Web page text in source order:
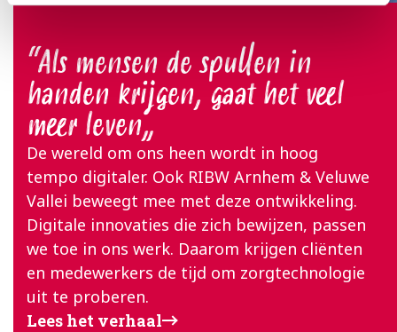
Als mensen de spullen in
handen krijgen, gaat het veel
meer leven
De wereld om ons heen wordt in hoog
tempo digitaler. Ook RIBW Arnhem & Veluwe
Vallei beweegt mee met deze ontwikkeling.
Digitale innovaties die zich bewijzen, passen
we toe in ons werk. Daarom krijgen cliënten
en medewerkers de tijd om zorgtechnologie
uit te proberen.
Lees het verhaal